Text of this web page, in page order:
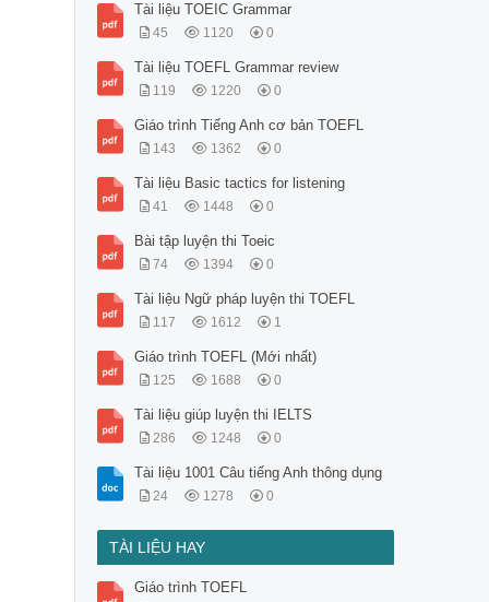
Tài liệu TOEIC Grammar
45 1120 0
Tài liệu TOEFL Grammar review
119 1220 0
Giáo trình Tiếng Anh cơ bản TOEFL
143 1362 0
Tài liệu Basic tactics for listening
41 1448 0
Bài tập luyện thi Toeic
74 1394 0
Tài liệu Ngữ pháp luyện thi TOEFL
117 1612 1
Giáo trình TOEFL (Mới nhất)
125 1688 0
Tài liệu giúp luyện thi IELTS
286 1248 0
Tài liệu 1001 Câu tiếng Anh thông dụng
24 1278 0
TÀI LIỆU HAY
Giáo trình TOEFL